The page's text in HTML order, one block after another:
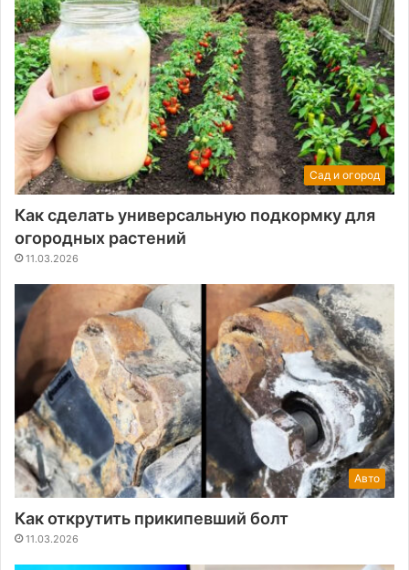
Сад и огород
Как сделать универсальную подкормку для
огородных растений
11.03.2026
Авто
Как открутить прикипевший болт
11.03.2026